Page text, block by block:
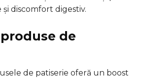
discomfort digestiv.
de
de patiserie oferă un boost